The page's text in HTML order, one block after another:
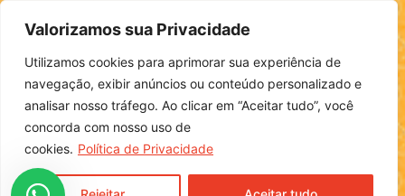
Valorizamos sua Privacidade
Utilizamos cookies para aprimorar sua experiência de
navegação, exibir anúncios ou conteúdo personalizado e
analisar nosso tráfego. Ao clicar em “Aceitar tudo”, você
concorda com nosso uso de
cookies. Política de Privacidade
© 2025. Realta Alimentos. Todos os direitos reservados.
Política de Privacidade|Definições de Cookies
Desenvolvido por